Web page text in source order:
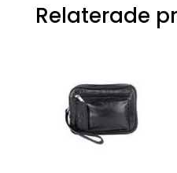
Relaterade